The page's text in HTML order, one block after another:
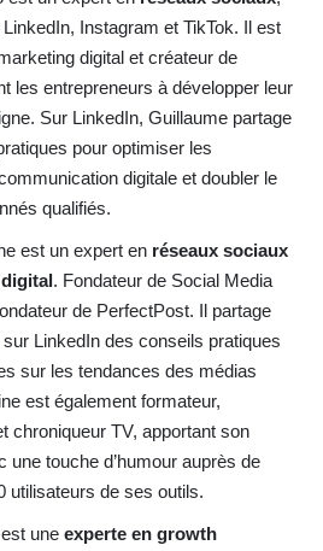
Instagram et TikTok. Il est
digital et créateur de
les entrepreneurs à développer leur
Sur LinkedIn, Guillaume partage
pour optimiser les
digitale et doubler le
qualifiés.
est un expert en réseaux sociaux
. Fondateur de Social Media
de PerfectPost. Il partage
LinkedIn des conseils pratiques
sur les tendances des médias
est également formateur,
chroniqueur TV, apportant son
une touche d’humour auprès de
utilisateurs de ses outils.
une experte en growth